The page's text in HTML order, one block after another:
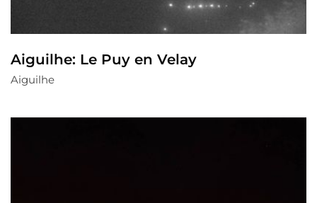
Aiguilhe: Le Puy en Velay
Aiguilhe